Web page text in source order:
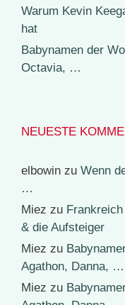
Warum Kevin
hat
Babynamen der
Octavia, …
NEUESTE
elbowin zu Wenn
…
Miez zu
& die Aufsteiger
Miez zu
Agathon, Danna, …
Miez zu